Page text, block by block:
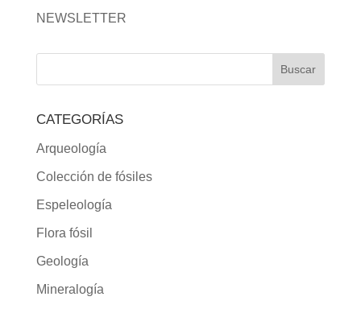
NEWSLETTER
CATEGORÍAS
Arqueología
Colección de fósiles
Espeleología
Flora fósil
Geología
Mineralogía